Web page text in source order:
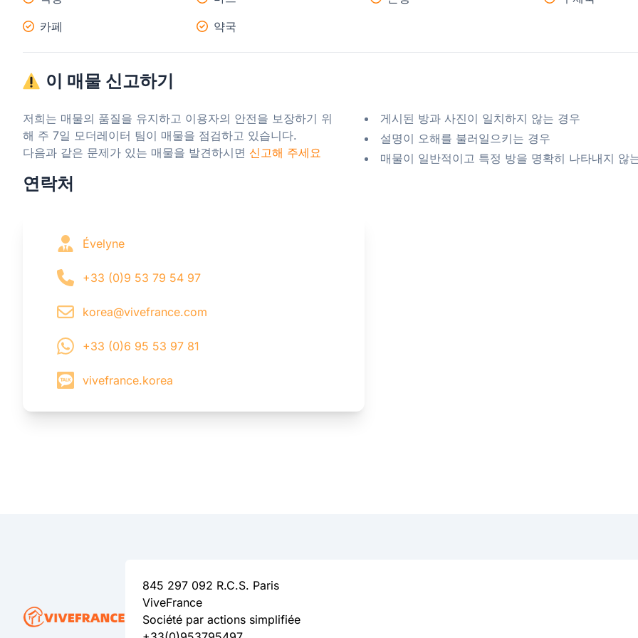
카페
약국
이 매물 신고하기
저희는 매물의 품질을 유지하고 이용자의 안전을 보장하기 위
해 주 7일 모더레이터 팀이 매물을 점검하고 있습니다.
다음과 같은 문제가 있는 매물을 발견하시면 신고해 주세요
게시된 방과 사진이 일치하지 않는 경우
설명이 오해를 불러일으키는 경우
매물이 일반적이고 특정 방을 명확히 나타내지 않
연락처
Évelyne
+33 (0)9 53 79 54 97
korea@vivefrance.com
+33 (0)6 95 53 97 81
vivefrance.korea
845 297 092 R.C.S. Paris
ViveFrance
Société par actions simplifiée